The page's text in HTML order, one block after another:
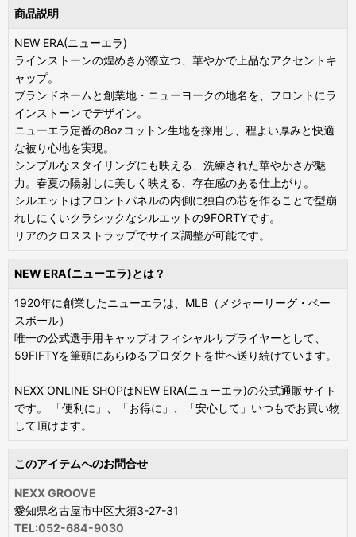
商品説明
NEW ERA(ニューエラ)
ラインストーンの煌めきが際立つ、華やかで上品なアクセントキ
ャップ。
ブランドネームと創業地・ニューヨークの地名を、フロントにラ
インストーンでデザイン。
ニューエラ定番の8ozコットン生地を採用し、程よい厚みと快適
な被り心地を実現。
シンプルなスタイリングにも映える、洗練された華やかさが魅
力。春夏の陽射しに美しく映える、存在感のある仕上がり。
シルエットはフロントパネルの内側に独自の芯を作ることで型崩
れしにくいクラシックなシルエットの9FORTYです。
リアのクロスストラップでサイズ調整が可能です。
NEW ERA(ニューエラ)とは？
1920年に創業したニューエラは、MLB（メジャーリーグ・ベー
スボール）
唯一の公式選手用キャップオフィシャルサプライヤーとして、
59FIFTYを筆頭にあらゆるプロダクトを世へ送り続けています。
NEXX ONLINE SHOPはNEW ERA(ニューエラ)の公式通販サイト
です。 「便利に」、「お得に」、「安心して」いつもでお買い物
して頂けます。
このアイテムへのお問合せ
NEXX GROOVE
愛知県名古屋市中区大須3-27-31
TEL:052-684-9030